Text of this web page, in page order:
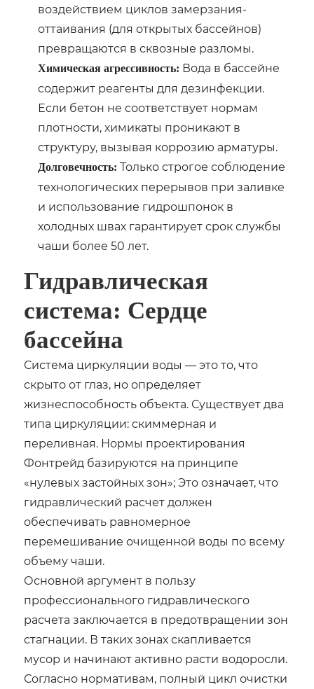
воздействием циклов замерзания-
оттаивания (для открытых бассейнов)
превращаются в сквозные разломы.
Химическая агрессивность: Вода в бассейне
содержит реагенты для дезинфекции.
Если бетон не соответствует нормам
плотности, химикаты проникают в
структуру, вызывая коррозию арматуры.
Долговечность: Только строгое соблюдение
технологических перерывов при заливке
и использование гидрошпонок в
холодных швах гарантирует срок службы
чаши более 50 лет.
Гидравлическая
система: Сердце
бассейна
Система циркуляции воды — это то, что
скрыто от глаз, но определяет
жизнеспособность объекта. Существует два
типа циркуляции: скиммерная и
переливная. Нормы проектирования
Фонтрейд базируются на принципе
«нулевых застойных зон»; Это означает, что
гидравлический расчет должен
обеспечивать равномерное
перемешивание очищенной воды по всему
объему чаши.
Основной аргумент в пользу
профессионального гидравлического
расчета заключается в предотвращении зон
стагнации. В таких зонах скапливается
мусор и начинают активно расти водоросли.
Согласно нормативам, полный цикл очистки